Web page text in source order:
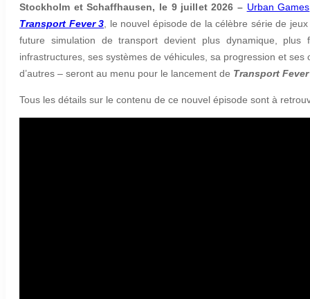
Stockholm et Schaffhausen, le 9 juillet 2026 – Urban Games
Transport Fever 3 , le nouvel épisode de la célèbre série de
future simulation de transport devient plus dynamique,
infrastructures, ses systèmes de véhicules, sa progression et
d’autres – seront au menu pour le lancement de Transport Fever
Tous les détails sur le contenu de ce nouvel épisode sont à